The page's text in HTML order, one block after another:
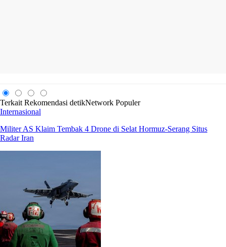
Terkait Rekomendasi detikNetwork Populer
Internasional
Militer AS Klaim Tembak 4 Drone di Selat Hormuz-Serang Situs
Radar Iran